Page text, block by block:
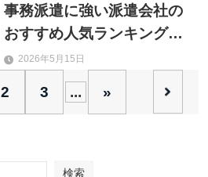
事務派遣に強い派遣会社の
おすすめ人気ランキング15
選！求人数・研修・福利厚
生で徹底比較
2026年5月15日
2 3 ... »
検索